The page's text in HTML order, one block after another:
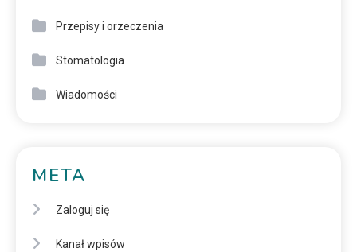
Przepisy i orzeczenia
Stomatologia
Wiadomości
META
Zaloguj się
Kanał wpisów